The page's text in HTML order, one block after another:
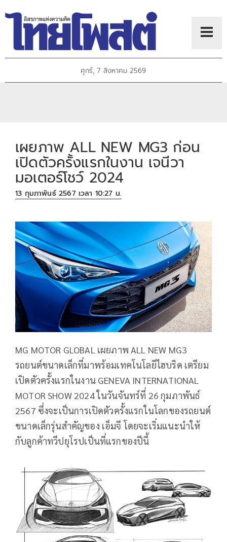
ศุกร์, 7 สิงหาคม 2569
เผยภาพ ALL NEW MG3 ก่อน
เปิดตัวครั้งแรกในงาน เจนีวา
มอเตอร์โชว์ 2024
13 กุมภาพันธ์ 2567 เวลา 10:27 น.
MG MOTOR GLOBAL เผยภาพ ALL NEW MG3
รถยนต์ขนาดเล็กที่มาพร้อมเทคโนโลยีไฮบริด เตรียม
เปิดตัวครั้งแรกในงาน GENEVA INTERNATIONAL
MOTOR SHOW 2024 ในวันจันทร์ที่ 26 กุมภาพันธ์
2567 ซึ่งจะเป็นการเปิดตัวครั้งแรกในโลกของรถยนต์
ขนาดเล็กรุ่นสำคัญของ เอ็มจี โดยจะเริ่มแนะนำให้
กับลูกค้าทวีปยุโรปเป็นที่แรกของปีนี้